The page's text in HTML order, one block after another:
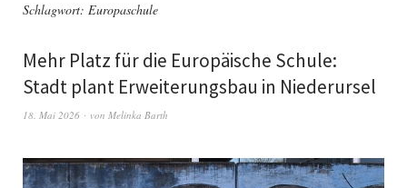
Schlagwort: Europaschule
Mehr Platz für die Europäische Schule:
Stadt plant Erweiterungsbau in Niederursel
18. Mai 2026 von Melinka Barth